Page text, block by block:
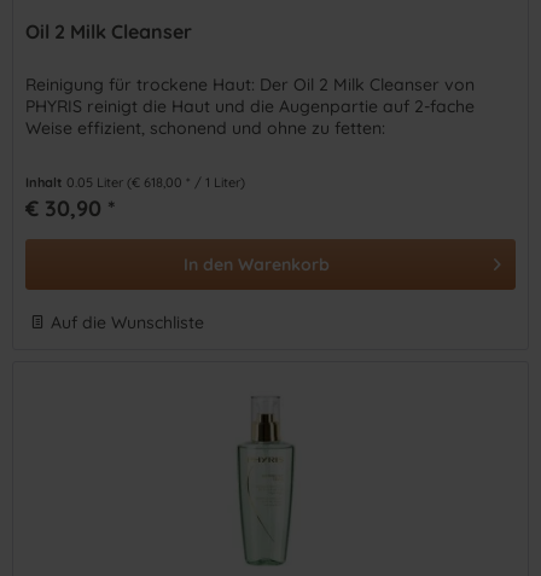
Oil 2 Milk Cleanser
Reinigung für trockene Haut: Der Oil 2 Milk Cleanser von
PHYRIS reinigt die Haut und die Augenpartie auf 2-fache
Weise effizient, schonend und ohne zu fetten:
Inhalt 0.05 Liter (€ 618,00 * / 1 Liter)
€ 30,90 *
In den Warenkorb
Auf die Wunschliste